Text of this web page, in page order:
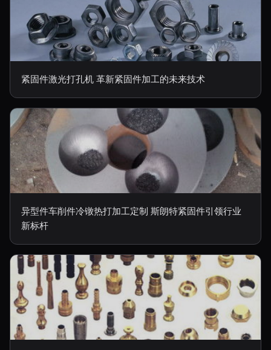
紧固件激光打孔机 革新紧固件加工的未来技术
异型件车削件冷镦热打加工定制 斯朗特紧固件引领行业
新标杆